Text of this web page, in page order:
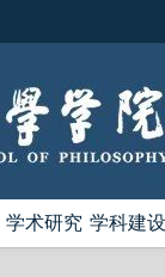
学术研究 学科建设